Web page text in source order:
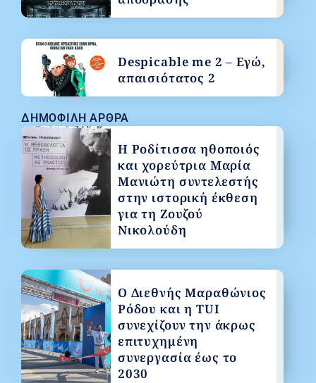
ΔΗΜΟΦΙΛΉ ΆΡΘΡΑ
Η Ροδίτισσα ηθοποιός
και χορεύτρια Μαρία
Μανιώτη συντελεστής
στην ιστορική έκθεση
για τη Ζουζού
Νικολούδη
Ο Διεθνής Μαραθώνιος
Ρόδου και η TUI
συνεχίζουν την άκρως
επιτυχημένη
συνεργασία έως το
2030
Despicable me 2 – Εγώ,
απαισιότατος 2